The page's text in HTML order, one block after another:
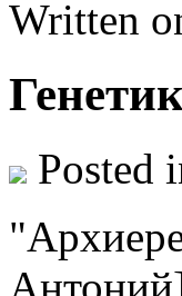
Written
Posted
Антоний